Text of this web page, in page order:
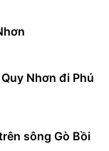
Nhơn đi Phú
sông Gò Bồi